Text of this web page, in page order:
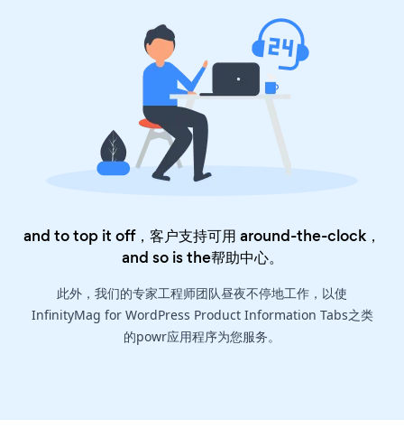
and to top it off，客户支持可用 around-the-clock，
and so is the帮助中心。
此外，我们的专家工程师团队昼夜不停地工作，以使
InfinityMag for WordPress Product Information Tabs之类
的powr应用程序为您服务。